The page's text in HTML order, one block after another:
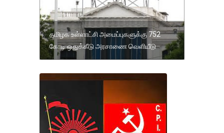
தமிழக உள்ளாட்சி அமைப்புகளுக்கு 752
கோடி ஒதுக்கீடு அரசாணை வெளியீடு